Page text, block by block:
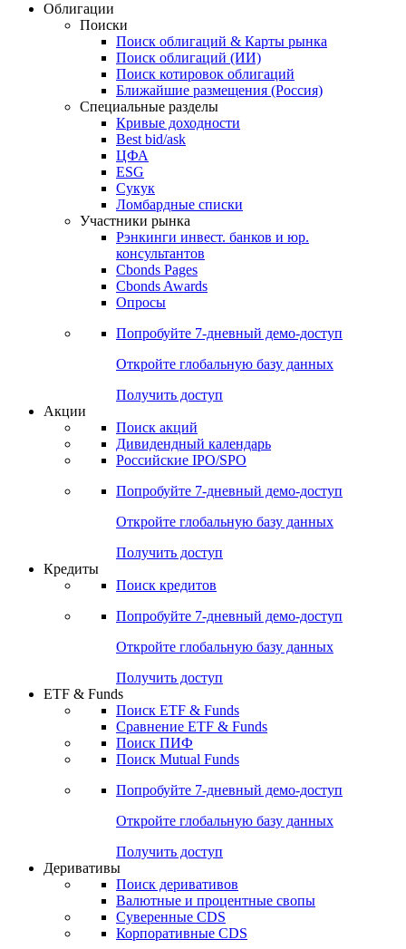
Облигации
Поиски
Поиск облигаций & Карты рынка
Поиск облигаций (ИИ)
Поиск котировок облигаций
Ближайшие размещения (Россия)
Специальные разделы
Кривые доходности
Best bid/ask
ЦФА
ESG
Сукук
Ломбардные списки
Участники рынка
Рэнкинги инвест. банков и юр.
консультантов
Cbonds Pages
Cbonds Awards
Опросы
Попробуйте 7-дневный демо-доступ
Откройте глобальную базу данных
Получить доступ
Акции
Поиск акций
Дивидендный календарь
Российские IPO/SPO
Попробуйте 7-дневный демо-доступ
Откройте глобальную базу данных
Получить доступ
Кредиты
Поиск кредитов
Попробуйте 7-дневный демо-доступ
Откройте глобальную базу данных
Получить доступ
ETF & Funds
Поиск ETF & Funds
Сравнение ETF & Funds
Поиск ПИФ
Поиск Mutual Funds
Попробуйте 7-дневный демо-доступ
Откройте глобальную базу данных
Получить доступ
Деривативы
Поиск деривативов
Валютные и процентные свопы
Суверенные CDS
Корпоративные CDS